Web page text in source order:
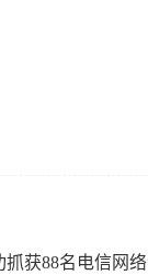
获88名电信网